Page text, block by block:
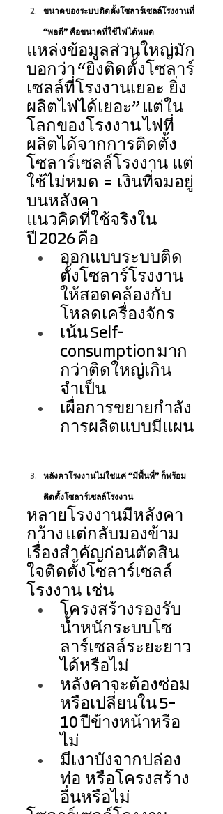
ขนาดของระบบติดตั้งโซลาร์เซลล์โรงงานที่
“พอดี” คือขนาดที่ใช้ไฟได้หมด
แหล่งข้อมูลส่วนใหญ่มัก
บอกว่า “ยิ่งติดตั้งโซลาร์
เซลล์ที่โรงงานเยอะ ยิ่ง
ผลิตไฟได้เยอะ” แต่ใน
โลกของโรงงาน ไฟที่
ผลิตได้จากการติดตั้ง
โซลาร์เซลล์โรงงาน แต่
ใช้ไม่หมด = เงินที่จมอยู่
บนหลังคา
แนวคิดที่ใช้จริงใน
ปี 2026 คือ
ออกแบบระบบติด
ตั้งโซลาร์โรงงาน
ให้สอดคล้องกับ
โหลดเครื่องจักร
เน้น Self-
consumption มาก
กว่าติดใหญ่เกิน
จำเป็น
เผื่อการขยายกำลัง
การผลิตแบบมีแผน
หลังคาโรงงานไม่ใช่แค่ “มีพื้นที่” ก็พร้อม
ติดตั้งโซลาร์เซลล์โรงงาน
หลายโรงงานมีหลังคา
กว้าง แต่กลับมองข้าม
เรื่องสำคัญก่อนตัดสิน
ใจติดตั้งโซลาร์เซลล์
โรงงาน เช่น
โครงสร้างรองรับ
น้ำหนักระบบโซ
ลาร์เซลล์ระยะยาว
ได้หรือไม่
หลังคาจะต้องซ่อม
หรือเปลี่ยนใน 5–
10 ปีข้างหน้าหรือ
ไม่
มีเงาบังจากปล่อง
ท่อ หรือโครงสร้าง
อื่นหรือไม่